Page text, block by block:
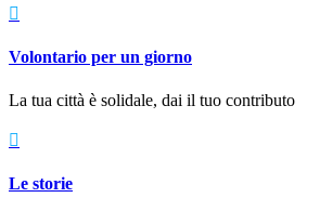

Volontario per un giorno
La tua città è solidale, dai il tuo contributo

Le storie